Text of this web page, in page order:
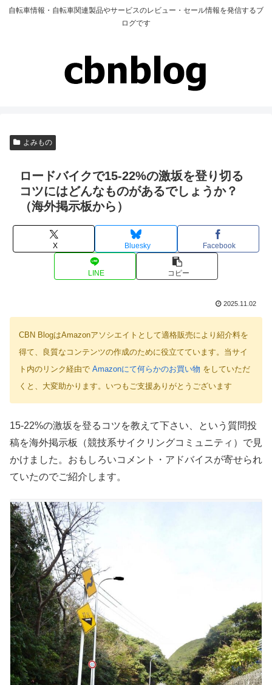
自転車情報・自転車関連製品やサービスのレビュー・セール情報を発信するブ
ログです
よみもの
ロードバイクで15-22%の激坂を登り切る
コツにはどんなものがあるでしょうか？
（海外掲示板から）
X Bluesky Facebook
LINE コピー
2025.11.02
CBN BlogはAmazonアソシエイトとして適格販売により紹介料を
得て、良質なコンテンツの作成のために役立てています。当サイ
ト内のリンク経由で Amazonにて何らかのお買い物 をしていただ
くと、大変助かります。いつもご支援ありがとうございます
15-22%の激坂を登るコツを教えて下さい、という質問投
稿を海外掲示板（競技系サイクリングコミュニティ）で見
かけました。おもしろいコメント・アドバイスが寄せられ
ていたのでご紹介します。